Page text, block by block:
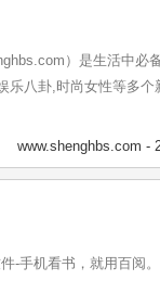
）是生活中必
乐八卦,时尚女性等多
www.shenghbs.com -
-手机看书，就用百阅